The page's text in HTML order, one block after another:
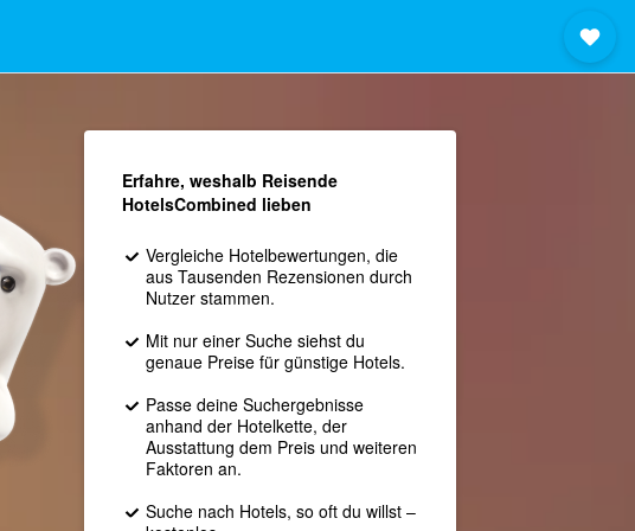
Erfahre, weshalb Reisende
HotelsCombined lieben
Vergleiche Hotelbewertungen, die
aus Tausenden Rezensionen durch
Nutzer stammen.
Mit nur einer Suche siehst du
genaue Preise für günstige Hotels.
Passe deine Suchergebnisse
anhand der Hotelkette, der
Ausstattung dem Preis und weiteren
Faktoren an.
Suche nach Hotels, so oft du willst –